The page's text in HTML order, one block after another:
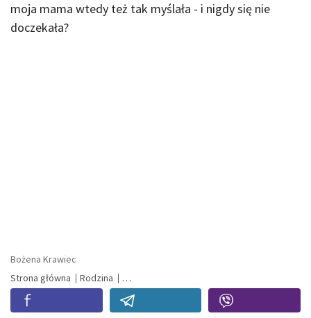
moja mama wtedy też tak myślała - i nigdy się nie
doczekała?
Bożena Krawiec
Strona główna
Rodzina